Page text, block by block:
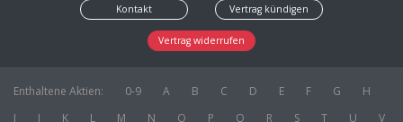
Kontakt Vertrag kündigen
Vertrag widerrufen
Enthaltene Aktien: 0-9 A B C D E F G
H
I
J K L M N O P Q R S T U V